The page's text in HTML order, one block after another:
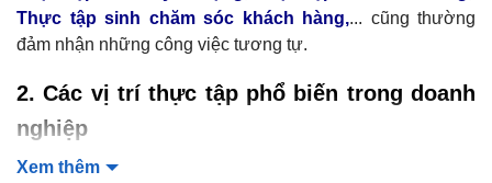
Thực tập sinh chăm sóc khách hàng,... cũng thường
đảm nhận những công việc tương tự.
2. Các vị trí thực tập phổ biến trong doanh
nghiệp
Trong môi trường doanh nghiệp, thực tập là cơ hội quan
Xem thêm